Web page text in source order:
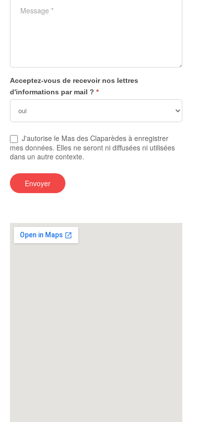
Acceptez-vous de recevoir nos lettres
d'informations par mail ? *
J'autorise le Mas des Claparèdes à enregistrer
mes données. Elles ne seront ni diffusées ni utilisées
dans un autre contexte.